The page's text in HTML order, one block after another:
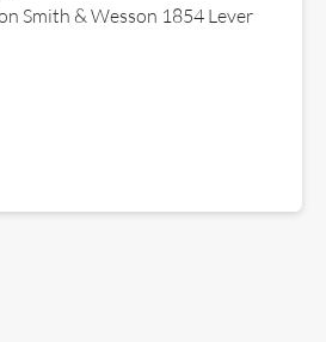
Smith & Wesson 1854 Lever